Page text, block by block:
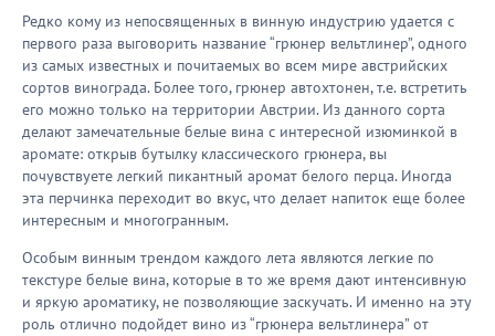
Редко кому из непосвященных в винную индустрию удается с
первого раза выговорить название “грюнер вельтлинер”, одного
из самых известных и почитаемых во всем мире австрийских
сортов винограда. Более того, грюнер автохтонен, т.е. встретить
его можно только на территории Австрии. Из данного сорта
делают замечательные белые вина с интересной изюминкой в
аромате: открыв бутылку классического грюнера, вы
почувствуете легкий пикантный аромат белого перца. Иногда
эта перчинка переходит во вкус, что делает напиток еще более
интересным и многогранным.
Особым винным трендом каждого лета являются легкие по
текстуре белые вина, которые в то же время дают интенсивную
и яркую ароматику, не позволяющие заскучать. И именно на эту
роль отлично подойдет вино из “грюнера вельтлинера” от